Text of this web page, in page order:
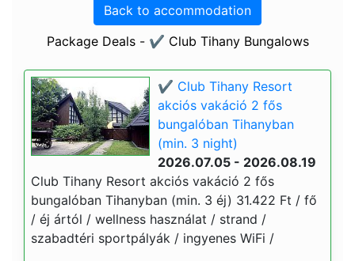
Back to accommodation
Package Deals - ✔️ Club Tihany Bungalows
✔️ Club Tihany Resort
akciós vakáció 2 fős
bungalóban Tihanyban
(min. 3 night)
2026.07.05 - 2026.08.19
Club Tihany Resort akciós vakáció 2 fős
bungalóban Tihanyban (min. 3 éj) 31.422 Ft / fő
/ éj ártól / wellness használat / strand /
szabadtéri sportpályák / ingyenes WiFi /